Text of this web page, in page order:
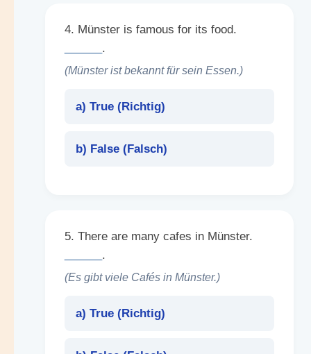
4. Münster is famous for its food.
.
(Münster ist bekannt für sein Essen.)
a) True (Richtig)
b) False (Falsch)
5. There are many cafes in Münster.
.
(Es gibt viele Cafés in Münster.)
a) True (Richtig)